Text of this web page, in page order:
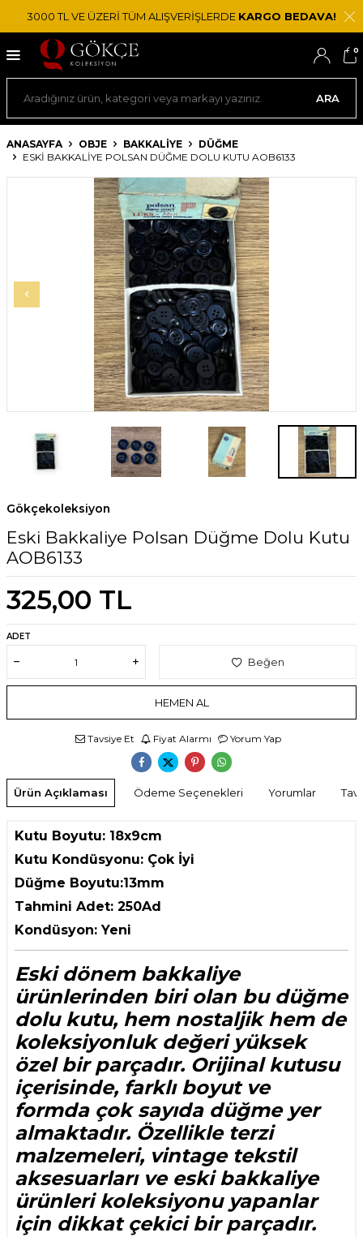
3000 TL VE ÜZERİ TÜM ALIŞVERİŞLERDE KARGO BEDAVA!
ARA
0
ANASAYFA OBJE BAKKALIYE
DÜĞME
ESKI BAKKALIYE POLSAN DÜĞME DOLU KUTU AOB6133
Gökçekoleksiyon
Eski Bakkaliye Polsan Düğme Dolu Kutu
AOB6133
325,00 TL
ADET
Beğen
HEMEN AL
Tavsiye Et Fiyat Alarmı Yorum Yap
Ürün Açıklaması Ödeme Seçenekleri Yorumlar
Kutu Boyutu: 18x9cm
Kutu Kondüsyonu: Çok İyi
Düğme Boyutu:13mm
Tahmini Adet: 250Ad
Kondüsyon: Yeni
Eski dönem bakkaliye
ürünlerinden biri olan bu düğme
dolu kutu, hem nostaljik hem de
koleksiyonluk değeri yüksek
özel bir parçadır. Orijinal kutusu
içerisinde, farklı boyut ve
formda çok sayıda düğme yer
almaktadır. Özellikle terzi
malzemeleri, vintage tekstil
aksesuarları ve eski bakkaliye
ürünleri koleksiyonu yapanlar
için dikkat çekici bir parçadır.